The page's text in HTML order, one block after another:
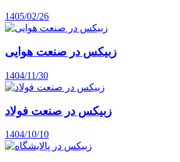
1405/02/26
زبیکس در صنعت هوایی
1404/11/30
زبیکس در صنعت فولاد
1404/10/10